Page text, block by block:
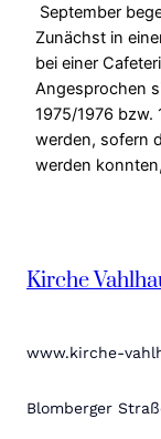
September
Zunächst in
bei einer
Angesprochen
1975/1976 bzw.
werden, sofern
werden
Kirche
www.kirche-
Blomberger